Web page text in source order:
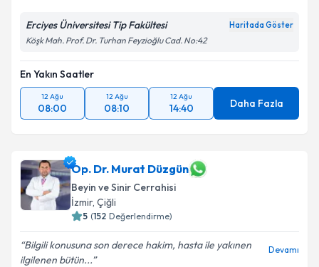
Erciyes Üniversitesi Tip Fakültesi Haritada Göster
Köşk Mah. Prof. Dr. Turhan Feyzioğlu Cad. No:42
En Yakın Saatler
12 Ağu
08:00
12 Ağu
08:10
12 Ağu
14:40 Daha Fazla
Op. Dr. Murat Düzgün
Beyin ve Sinir Cerrahisi
İzmir, Çiğli
5 (152 Değerlendirme)
Bilgili konusuna son derece hakim, hasta ile yakınen
ilgilenen bütün...
Devamı